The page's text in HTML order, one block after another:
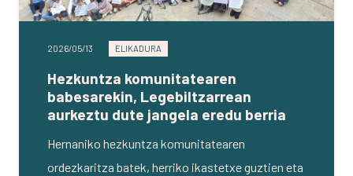
2026/05/13 ELIKADURA
Hezkuntza komunitatearen
babesarekin, Legebiltzarrean
aurkeztu dute jangela eredu berria
Hernaniko hezkuntza komunitatearen
ordezkaritza batek, herriko ikastetxe guztien eta